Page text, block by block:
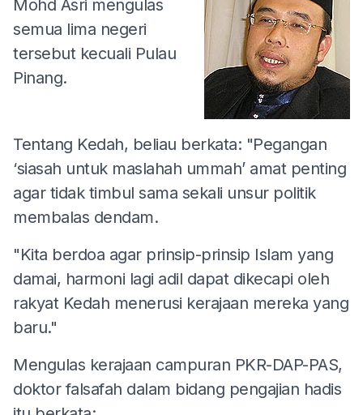
Mohd Asri mengulas
semua lima negeri
tersebut kecuali Pulau
Pinang.
Tentang Kedah, beliau berkata: "Pegangan
‘siasah untuk maslahah ummah’ amat penting
agar tidak timbul sama sekali unsur politik
membalas dendam.
"Kita berdoa agar prinsip-prinsip Islam yang
damai, harmoni lagi adil dapat dikecapi oleh
rakyat Kedah menerusi kerajaan mereka yang
baru."
Mengulas kerajaan campuran PKR-DAP-PAS,
doktor falsafah dalam bidang pengajian hadis